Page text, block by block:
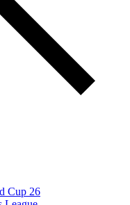
Cup 26